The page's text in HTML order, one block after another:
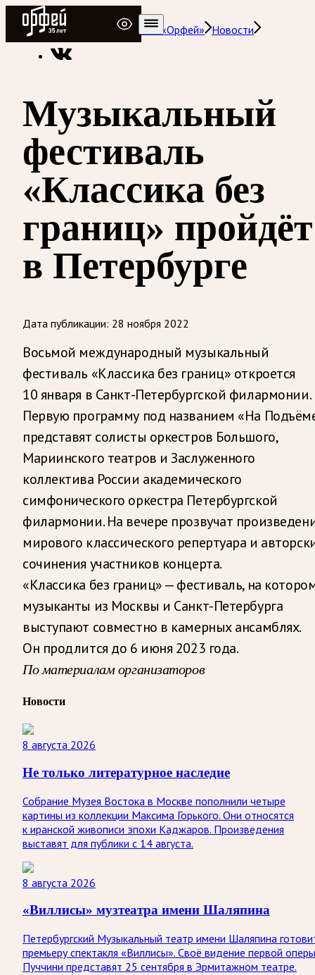
Радио Орфей
Радио классической музыки «Орфей» Новости
Музыкальный
фестиваль
«Классика без
границ» пройдёт
в Петербурге
Дата публикации: 28 ноября 2022
Восьмой международный музыкальный
фестиваль «Классика без границ» откроется
10 января в Санкт-Петербургской филармонии.
Первую программу под названием «На
представят солисты оркестров Большого,
Мариинского театров и Заслуженного
коллектива России академического
симфонического оркестра Петербургской
филармонии. На вечере прозвучат
мирового классического репертуара и
сочинения участников концерта.
«Классика без границ» — фестиваль, на
музыканты из Москвы и Санкт-Петербурга
выступают совместно в камерных ансамблях.
Он продлится до 6 июня 2023 года.
По материалам организаторов
Новости
8 августа 2026
Не только литературное наследие
Собрание Музея Востока в Москве пополнили четыре
картины из коллекции Максима Горького. Они относятся
к иранской живописи эпохи Каджаров. Произведения
выставят для публики с 14 августа.
8 августа 2026
«Виллисы» музтеатра имени Шаляпина
Петербургский Музыкальный театр имени Шаляпина
премьеру спектакля «Виллисы». Своё видение первой оперы
Пуччини представят 25 сентября в Эрмитажном театре.